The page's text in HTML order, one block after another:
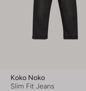
Koko Noko
Slim Fit Jeans